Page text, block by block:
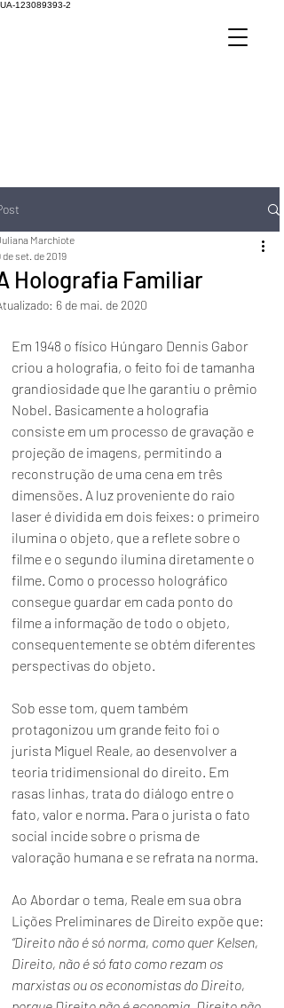
UA-123089393-2
Holografia Familiar
Marchiote
de set. de 2019
6 de mai. de 2020
Em 1948 o físico Húngaro Dennis Gabor
criou a holografia, o feito foi de tamanha
grandiosidade que lhe garantiu o prêmio
Nobel. Basicamente a holografia
consiste em um processo de gravação e
projeção de imagens, permitindo a
reconstrução de uma cena em três
dimensões. A luz proveniente do raio
laser é dividida em dois feixes: o primeiro
ilumina o objeto, que a reflete sobre o
filme e o segundo ilumina diretamente o
filme. Como o processo holográfico
consegue guardar em cada ponto do
filme a informação de todo o objeto,
consequentemente se obtém diferentes
perspectivas do objeto.
Sob esse tom, quem também
protagonizou um grande feito foi o
jurista Miguel Reale, ao desenvolver a
teoria tridimensional do direito. Em
rasas linhas, trata do diálogo entre o
fato, valor e norma. Para o jurista o fato
social incide sobre o prisma de
valoração humana e se refrata na norma.
Ao Abordar o tema, Reale em sua obra
Lições Preliminares de Direito expõe que:
“Direito não é só norma, como quer Kelsen,
Direito, não é só fato como rezam os
marxistas ou os economistas do Direito,